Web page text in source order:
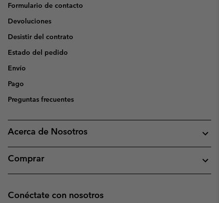
Formulario de contacto
Devoluciones
Desistir del contrato
Estado del pedido
Envío
Pago
Preguntas frecuentes
Acerca de Nosotros
Comprar
Conéctate con nosotros